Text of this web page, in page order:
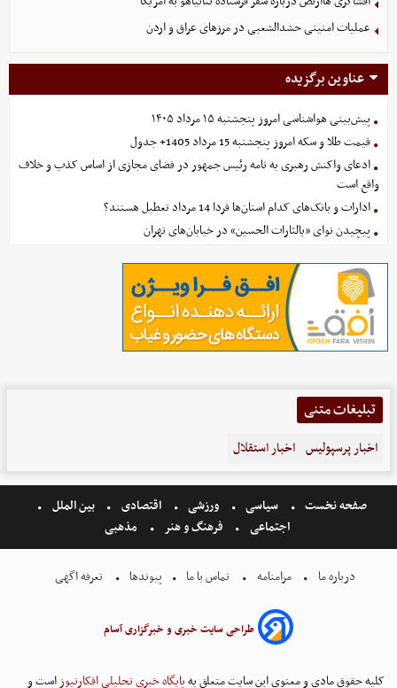
عملیات امنیتی حشدالشعبی در مرزهای عراق و اردن
عناوین برگزیده
پیش‌بینی هواشناسی امروز پنجشنبه ۱۵ مرداد ۱۴۰۵
قیمت طلا و سکه امروز پنجشنبه 15 مرداد 1405+ جدول
ادعای واکنش رهبری به نامه رئیس جمهور در فضای مجازی از اساس کذب و خلاف
واقع است
ادارات و بانک‌های کدام استان‌ها فردا 14 مرداد تعطیل هستند؟
پیچیدن نوای «یالثارات الحسین» در خیابان‌های تهران
تبلیغات متنی
اخبار پرسپولیس اخبار استقلال
صفحه نخست سیاسی ورزشی اقتصادی
بین الملل
اجتماعی
فرهنگ و هنر مذهبی
درباره ما مرامنامه تماس با ما پیوندها تعرفه اگهی
طراحی سایت خبری و خبرگزاری آسام
کلیه حقوق مادی و معنوی این سایت متعلق بهپایگاه خبری تحلیلی افکارنیوزاست و